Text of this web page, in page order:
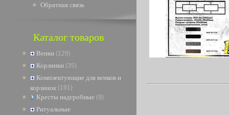
Обратная связь
Каталог товаров
Венки (129)
Корзинки (35)
Комплектующие для венков и
корзинок (191)
Кресты надгробные (9)
Ритуальные